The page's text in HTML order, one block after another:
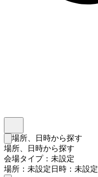
検索フォームを閉じる
場所、日時から探す
場所、日時から探す
会場タイプ：未設定
場所：未設定日時：未設定